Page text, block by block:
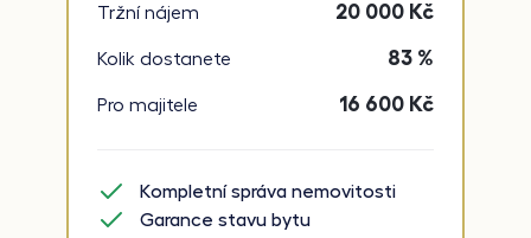
Tržní nájem 20 000 Kč
Kolik dostanete 83 %
Pro majitele 16 600 Kč
Kompletní správa nemovitosti
Garance stavu bytu